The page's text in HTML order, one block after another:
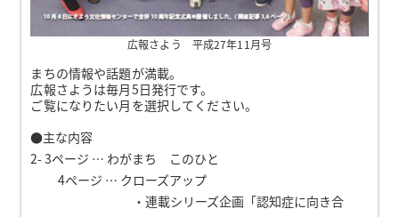
広報さよう 平成27年11月号
まちの情報や話題が満載。
広報さようは毎月5日発行です。
ご覧になりたい月を選択してください。
●主な内容
2- 3ページ … わがまち このひと
4ページ … クローズアップ
・連載シリーズ企画「認知症に向き合